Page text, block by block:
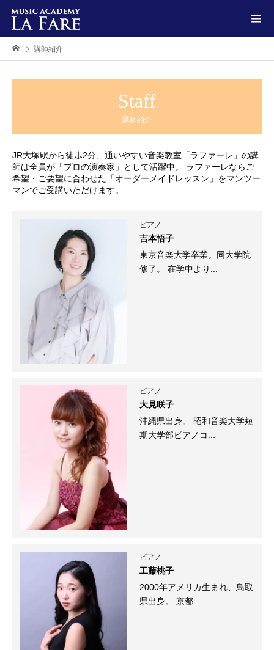
講師紹介
Staff
講師紹介
JR大塚駅から徒歩2分、通いやすい音楽教室「ラファーレ」の講
師は全員が「プロの演奏家」として活躍中。 ラファーレならご
希望・ご要望に合わせた「オーダーメイドレッスン」をマンツー
マンでご受講いただけます。
ピアノ
吉本悟子
東京音楽大学卒業。同大学院
修了。 在学中より...
ピアノ
大見咲子
沖縄県出身。 昭和音楽大学短
期大学部ピアノコ...
ピアノ
工藤桃子
2000年アメリカ生まれ、鳥取
県出身。 京都...